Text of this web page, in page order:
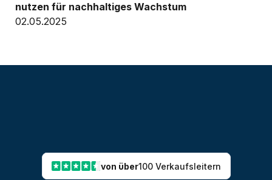
nutzen für nachhaltiges Wachstum
02.05.2025
von über100 Verkaufsleitern